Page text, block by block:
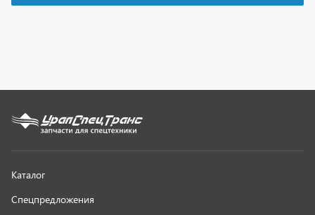
Контактная информация
Полезная информация
Новости